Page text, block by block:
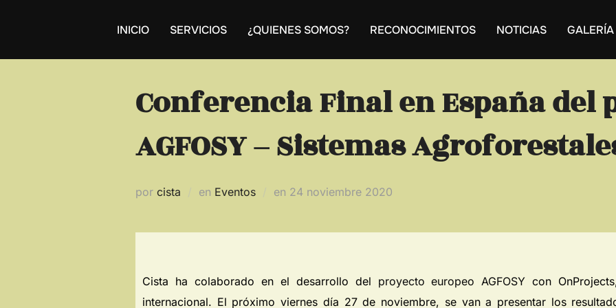
INICIO SERVICIOS ¿QUIENES SOMOS? RECONOCIMIENTOS NOTICIAS GALERÍA
Conferencia Final en España del
AGFOSY – Sistemas
por cista en Eventos en 24 noviembre 2020
Cista ha colaborado en el desarrollo del proyecto europeo AGFOSY con
internacional. El próximo viernes día 27 de noviembre, se van a presentar los